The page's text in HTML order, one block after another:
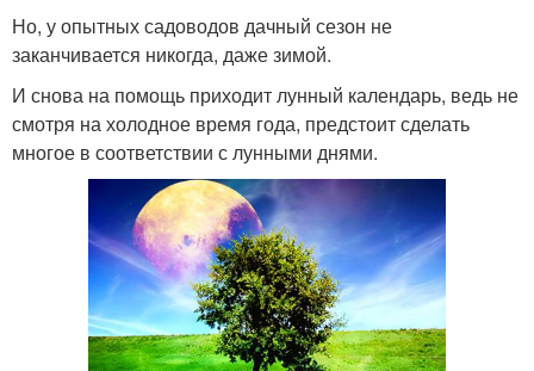
Но, у опытных садоводов дачный сезон не
заканчивается никогда, даже зимой.
И снова на помощь приходит лунный календарь, ведь не
смотря на холодное время года, предстоит сделать
многое в соответствии с лунными днями.